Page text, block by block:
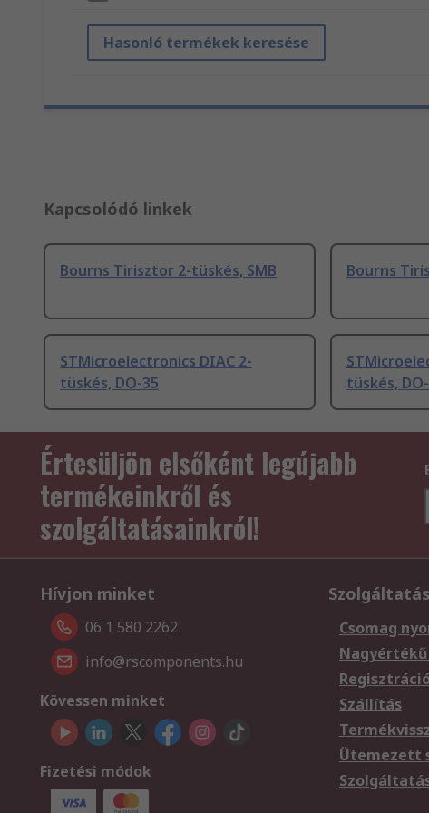
Hasonló termékek keresése
Kapcsolódó linkek
Bourns Tirisztor 2-tüskés, SMB Bourns
STMicroelectronics DIAC 2-
tüskés, DO-35
tüskés,
Értesüljön elsőként legújabb
termékeinkről és
szolgáltatásainkról!
Hívjon minket
06 1 580 2262
info@rscomponents.hu
Kövessen minket
Fizetési módok
Csomag
Szállítás
Ütemezett